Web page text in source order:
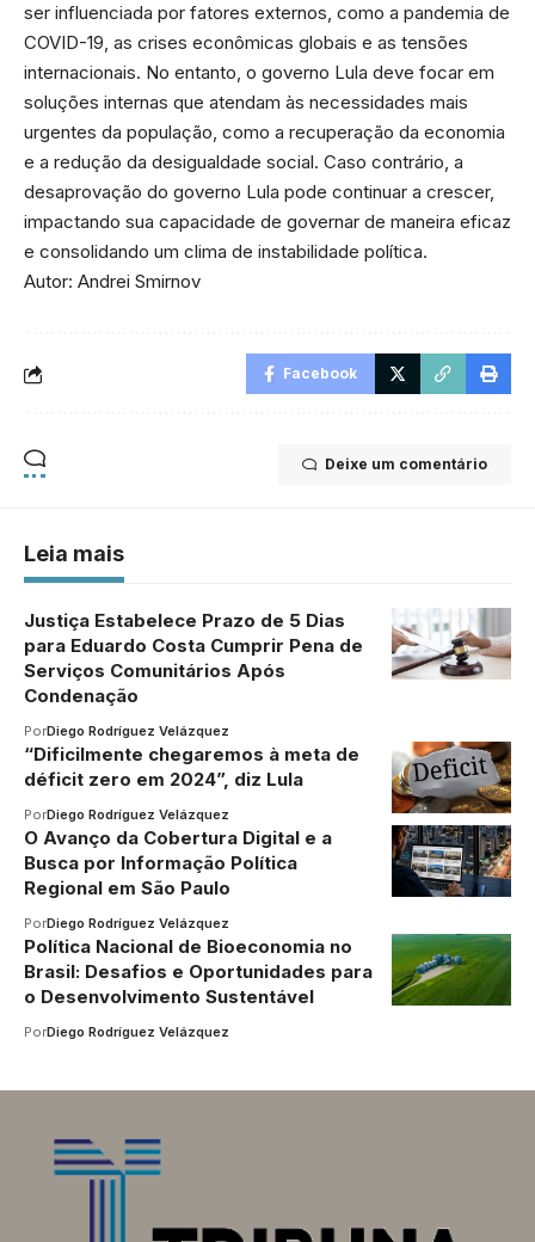
ser influenciada por fatores externos, como a pandemia de
COVID-19, as crises econômicas globais e as tensões
internacionais. No entanto, o governo Lula deve focar em
soluções internas que atendam às necessidades mais
urgentes da população, como a recuperação da economia
e a redução da desigualdade social. Caso contrário, a
desaprovação do governo Lula pode continuar a crescer,
impactando sua capacidade de governar de maneira eficaz
e consolidando um clima de instabilidade política.
Autor: Andrei Smirnov
Facebook
Deixe um comentário
Leia mais
Justiça Estabelece Prazo de 5 Dias
para Eduardo Costa Cumprir Pena de
Serviços Comunitários Após
Condenação
PorDiego Rodríguez Velázquez
“Dificilmente chegaremos à meta de
déficit zero em 2024”, diz Lula
PorDiego Rodríguez Velázquez
O Avanço da Cobertura Digital e a
Busca por Informação Política
Regional em São Paulo
PorDiego Rodríguez Velázquez
Política Nacional de Bioeconomia no
Brasil: Desafios e Oportunidades para
o Desenvolvimento Sustentável
PorDiego Rodríguez Velázquez